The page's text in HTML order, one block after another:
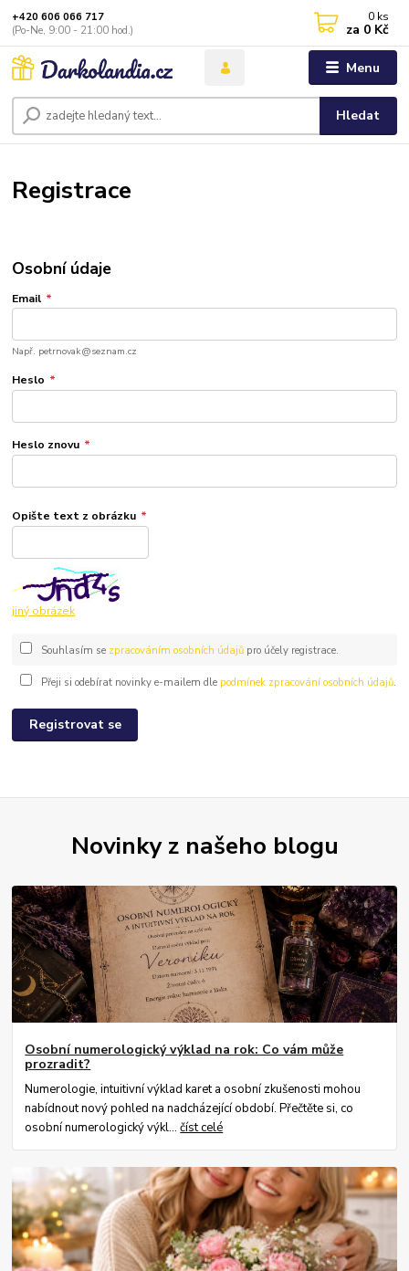
Menu
Hledat
+420 606 066 717
(Po-Ne, 9:00 - 21:00 hod.)
0 ks
za 0 Kč
Registrace
Osobní údaje
Email *
Např. petrnovak@seznam.cz
Heslo *
Heslo znovu *
Opište text z obrázku *
jiný obrázek
Souhlasím se zpracováním osobních údajůpro účely registrace.
Přeji si odebírat novinky e-mailem dle podmínek zpracování osobních údajů.
Registrovat se
Novinky z našeho blogu
Osobní numerologický výklad na rok: Co vám může
prozradit?
Numerologie, intuitivní výklad karet a osobní zkušenosti mohou
nabídnout nový pohled na nadcházející období. Přečtěte si, co
osobní numerologický výkl...číst celé